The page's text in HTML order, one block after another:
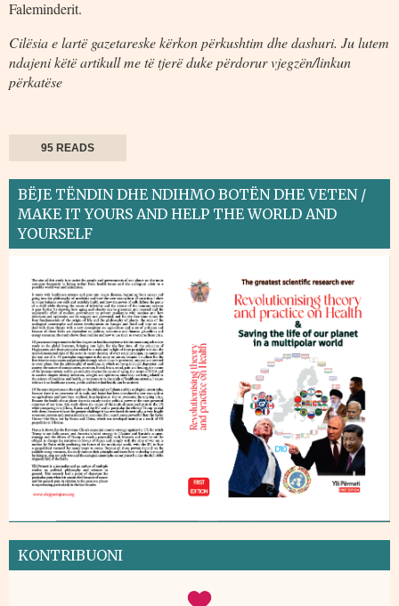
Faleminderit.
Cilësia e lartë gazetareske kërkon përkushtim dhe dashuri. Ju lutem
ndajeni këtë artikull me të tjerë duke përdorur vjegzën/linkun
përkatëse
95 READS
BËJE TËNDIN DHE NDIHMO BOTËN DHE VETEN /
MAKE IT YOURS AND HELP THE WORLD AND
YOURSELF
KONTRIBUONI